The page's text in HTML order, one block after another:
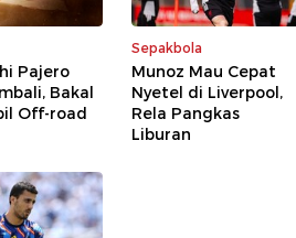
Pajero
Bakal
Off-road
Sepakbola
Munoz Mau Cepat
Nyetel di Liverpool,
Rela Pangkas
Liburan